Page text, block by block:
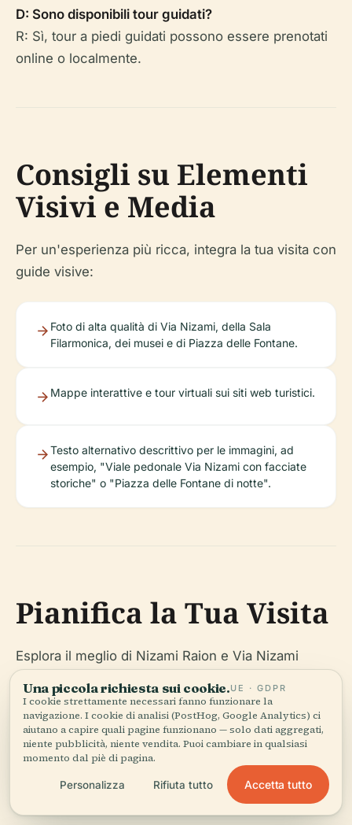
D: Sono disponibili tour guidati?
R: Sì, tour a piedi guidati possono essere prenotati
online o localmente.
Consigli su Elementi
Visivi e Media
Per un'esperienza più ricca, integra la tua visita con
guide visive:
Foto di alta qualità di Via Nizami, della Sala
Filarmonica, dei musei e di Piazza delle Fontane.
Mappe interattive e tour virtuali sui siti web turistici.
Testo alternativo descrittivo per le immagini, ad
esempio, "Viale pedonale Via Nizami con facciate
storiche" o "Piazza delle Fontane di notte".
Pianifica la Tua Visita
Esplora il meglio di Nizami Raion e Via Nizami
interattive e informazioni aggiornate sugli eventi.
Seguici sui social media per consigli,
aggiornamenti e storie della comunità di Baku.
Una piccola richiesta sui cookie.UE · GDPR
I cookie strettamente necessari fanno funzionare la
navigazione. I cookie di analisi (PostHog, Google Analytics) ci
aiutano a capire quali pagine funzionano — solo dati aggregati,
niente pubblicità, niente vendita. Puoi cambiare in qualsiasi
momento dal piè di pagina.
Personalizza Rifiuta tutto Accetta tutto